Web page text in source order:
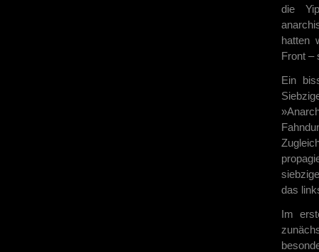
die
hatten
Front –
Ein
das
Im